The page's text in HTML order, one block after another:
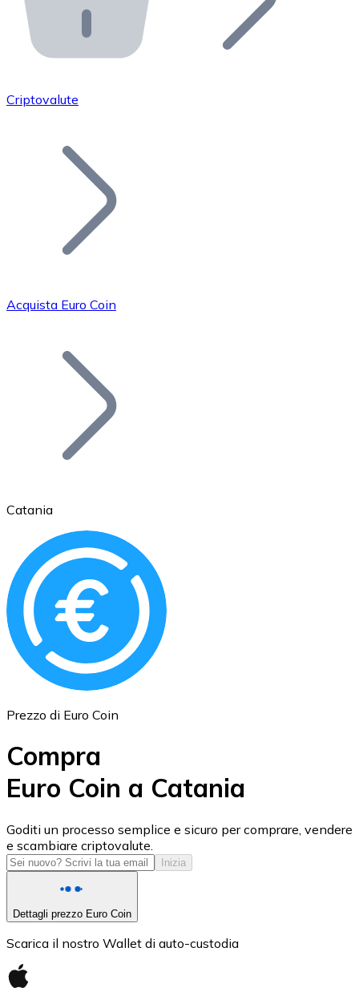
API Bitnovo
Integra la nostra API nel tuo ecosistema.
Unisciti alla nostra rete di rivenditori e
Aggiungi il token del tuo progetto al nostro servizio di
Bitcoin
Ethereum
ETH
USD Coin
USDC
Criptovalute
Acquista Euro Coin
Catania
Prezzo di Euro Coin
Compra
Euro Coin a Catania
Goditi un processo semplice e sicuro per comprare, vendere
e scambiare criptovalute.
Inizia
Dettagli prezzo Euro Coin
Scarica il nostro Wallet di auto-custodia